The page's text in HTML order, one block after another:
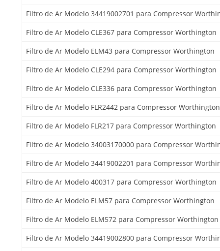
Filtro de Ar Modelo 34419002701 para Compressor
Filtro de Ar Modelo CLE367 para Compressor Worthington
Filtro de Ar Modelo ELM43 para Compressor Worthington
Filtro de Ar Modelo CLE294 para Compressor Worthington
Filtro de Ar Modelo CLE336 para Compressor Worthington
Filtro de Ar Modelo FLR2442 para Compressor Worthington
Filtro de Ar Modelo FLR217 para Compressor Worthington
Filtro de Ar Modelo 34003170000 para Compressor
Filtro de Ar Modelo 34419002201 para Compressor
Filtro de Ar Modelo 400317 para Compressor Worthington
Filtro de Ar Modelo ELM57 para Compressor Worthington
Filtro de Ar Modelo ELM572 para Compressor Worthington
Filtro de Ar Modelo 34419002800 para Compressor